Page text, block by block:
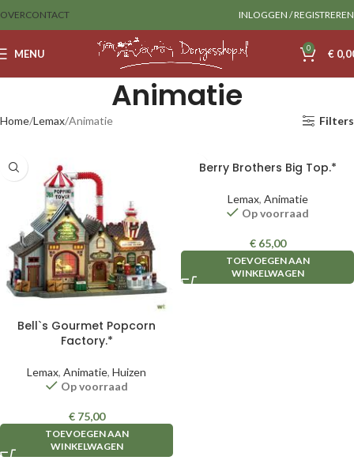
OVERCONTACT INLOGGEN / REGISTREREN
MENU 0 €
Animatie
Home Lemax Animatie Filters
Bell`s Gourmet Popcorn
Factory.*
Lemax, Animatie, Huizen
Op voorraad
€75,00
TOEVOEGEN AAN
WINKELWAGEN
Berry Brothers Big Top.*
Lemax, Animatie
Op voorraad
€65,00
TOEVOEGEN AAN
WINKELWAGEN